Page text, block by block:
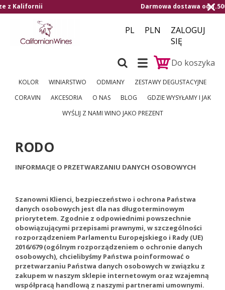
Darmowa dostawa od 1.500,- do Czech i na Słowację
PL PLN
ZALOGUJ
SIĘ
Do koszyka
KOLOR WINIARSTWO ODMIANY
ZESTAWY DEGUSTACYJNE
CORAVIN
AKCESORIA O NAS BLOG
GDZIE WYSYŁAMY I JAK
WYŚLIJ Z NAMI WINO JAKO PREZENT
RODO
INFORMACJE O PRZETWARZANIU DANYCH OSOBOWYCH
Szanowni Klienci, bezpieczeństwo i ochrona Państwa
danych osobowych jest dla nas długoterminowym
priorytetem. Zgodnie z odpowiednimi powszechnie
obowiązującymi przepisami prawnymi, w szczególności
rozporządzeniem Parlamentu Europejskiego i Rady (UE)
2016/679 (ogólnym rozporządzeniem o ochronie danych
osobowych), chcielibyśmy Państwa poinformować o
przetwarzaniu Państwa danych osobowych w związku z
zakupem w naszym sklepie internetowym oraz wzajemną
współpracą handlową z naszymi partnerami umownymi.